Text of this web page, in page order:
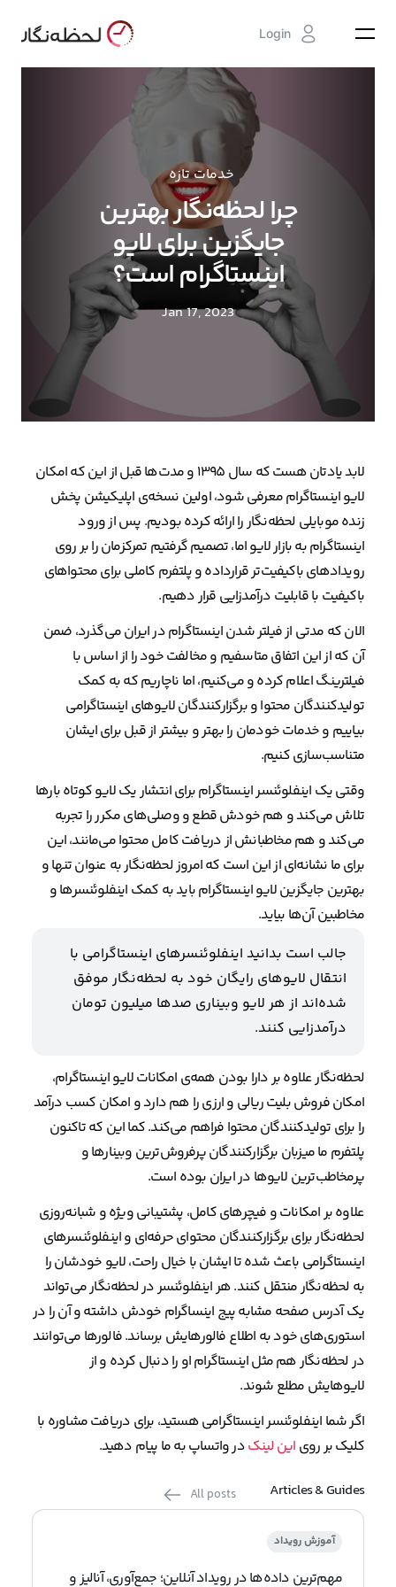
Login
خدمات تازه
چرا لحظه‌نگار بهترین
جایگزین برای لایو
اینستاگرام است؟
Jan 17, 2023
لابد یادتان هست که سال ۱۳۹۵ و مدت‌ها قبل از این که امکان
لایو اینستاگرام معرفی شود، اولین نسخه‌ی اپلیکیشن پخش
زنده موبایلی لحظه‌نگار را ارائه کرده بودیم. پس از ورود
اینستاگرام به بازار لایو اما، تصمیم گرفتیم تمرکزمان را بر روی
رویدادهای باکیفیت‌تر قرارداده و پلتفرم کاملی برای محتواهای
باکیفیت با قابلیت درآمدزایی قرار دهیم.
الان که مدتی از فیلتر شدن اینستاگرام در ایران می‌گذرد، ضمن
آن که از این اتفاق متاسفیم و مخالفت خود را از اساس با
فیلترینگ اعلام کرده و می‌کنیم، اما ناچاریم که به کمک
تولیدکنندگان محتوا و برگزارکنندگان لایوهای اینستاگرامی
بیاییم و خدمات خودمان را بهتر و بیشتر از قبل برای ایشان
متناسب‌سازی کنیم.
وقتی یک اینفلوئنسر اینستاگرام برای انتشار یک لایو کوتاه بارها
تلاش می‌کند و هم خودش قطع و وصلی‌های مکرر را تجربه
می‌کند و هم مخاطبانش از دریافت کامل محتوا می‌مانند، این
برای ما نشانه‌ای از این است که امروز لحظه‌نگار به عنوان تنها و
بهترین جایگزین لایو اینستاگرام باید به کمک اینفلوئنسرها و
مخاطبین آن‌ها بیاید.
جالب است بدانید اینفلوئنسرهای اینستاگرامی با
انتقال لایوهای رایگان خود به لحظه‌نگار موفق
شده‌اند از هر لایو وبیناری صدها میلیون تومان
درآمدزایی کنند.
لحظه‌نگار علاوه بر دارا بودن همه‌ی امکانات لایو اینستاگرام،
امکان فروش بلیت ریالی و ارزی را هم دارد و امکان کسب درآمد
را برای تولیدکنندگان محتوا فراهم می‌کند. کما این که تاکنون
پلتفرم ما میزبان برگزارکنندگان پرفروش‌ترین وبینارها و
پرمخاطب‌ترین لایوها در ایران بوده است.
علاوه بر امکانات و فیچرهای کامل، پشتیبانی ویژه و شبانه‌روزی
لحظه‌نگار برای برگزارکنندگان محتوای حرفه‌ای و اینفلوئنسرهای
اینستاگرامی باعث شده تا ایشان با خیال راحت، لایو خودشان را
به لحظه‌نگار منتقل کنند. هر اینفلوئنسر در لحظه‌نگار می‌تواند
یک آدرس صفحه مشابه پیج اینساگرام خودش داشته و آن را در
استوری‌های خود به اطلاع فالورهایش برساند. فالورها می‌توانند
در لحظه‌نگار هم مثل اینستاگرام او را دنبال کرده و از
لایوهایش مطلع شوند.
اگر شما اینفلوئنسر اینستاگرامی هستید، برای دریافت مشاوره با
کلیک بر روی این لینکدر واتساپ به ما پیام دهید.
Articles & Guides
All posts
آموزش رویداد
مهم‌ترین داده‌ها در رویداد آنلاین؛ جمع‌آوری، آنالیز و